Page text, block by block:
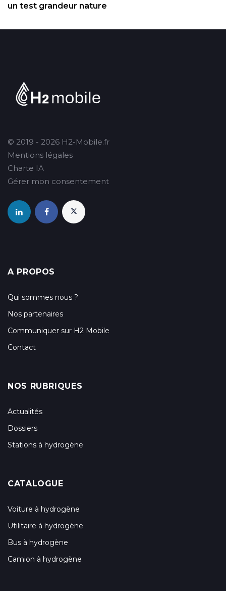
un test grandeur nature
© 2019 - 2026 H2-Mobile.fr
Mentions légales
Charte IA
Gérer mon consentement
A PROPOS
Qui sommes nous ?
Nos partenaires
Communiquer sur H2 Mobile
Contact
NOS RUBRIQUES
Actualités
Dossiers
Stations à hydrogène
CATALOGUE
Voiture à hydrogène
Utilitaire à hydrogène
Bus à hydrogène
Camion à hydrogène